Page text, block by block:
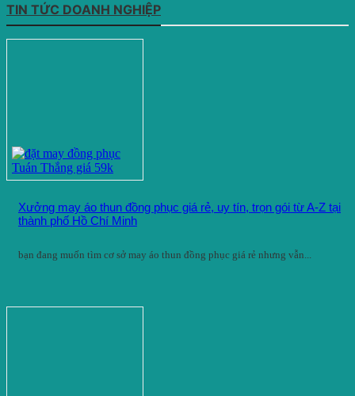
TIN TỨC DOANH NGHIỆP
Xưởng may áo thun đồng phục giá rẻ, uy tín, trọn gói từ A-Z tại
thành phố Hồ Chí Minh
bạn đang muốn tìm cơ sở may áo thun đồng phục giá rẻ nhưng vẫn...